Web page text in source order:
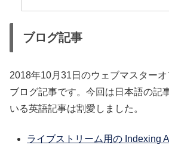
ブログ記事
2018年10月31日のウェブマスター
ブログ記事です。今回は日本語の記
いる英語記事は割愛しました。
ライブストリーム用の Indexing